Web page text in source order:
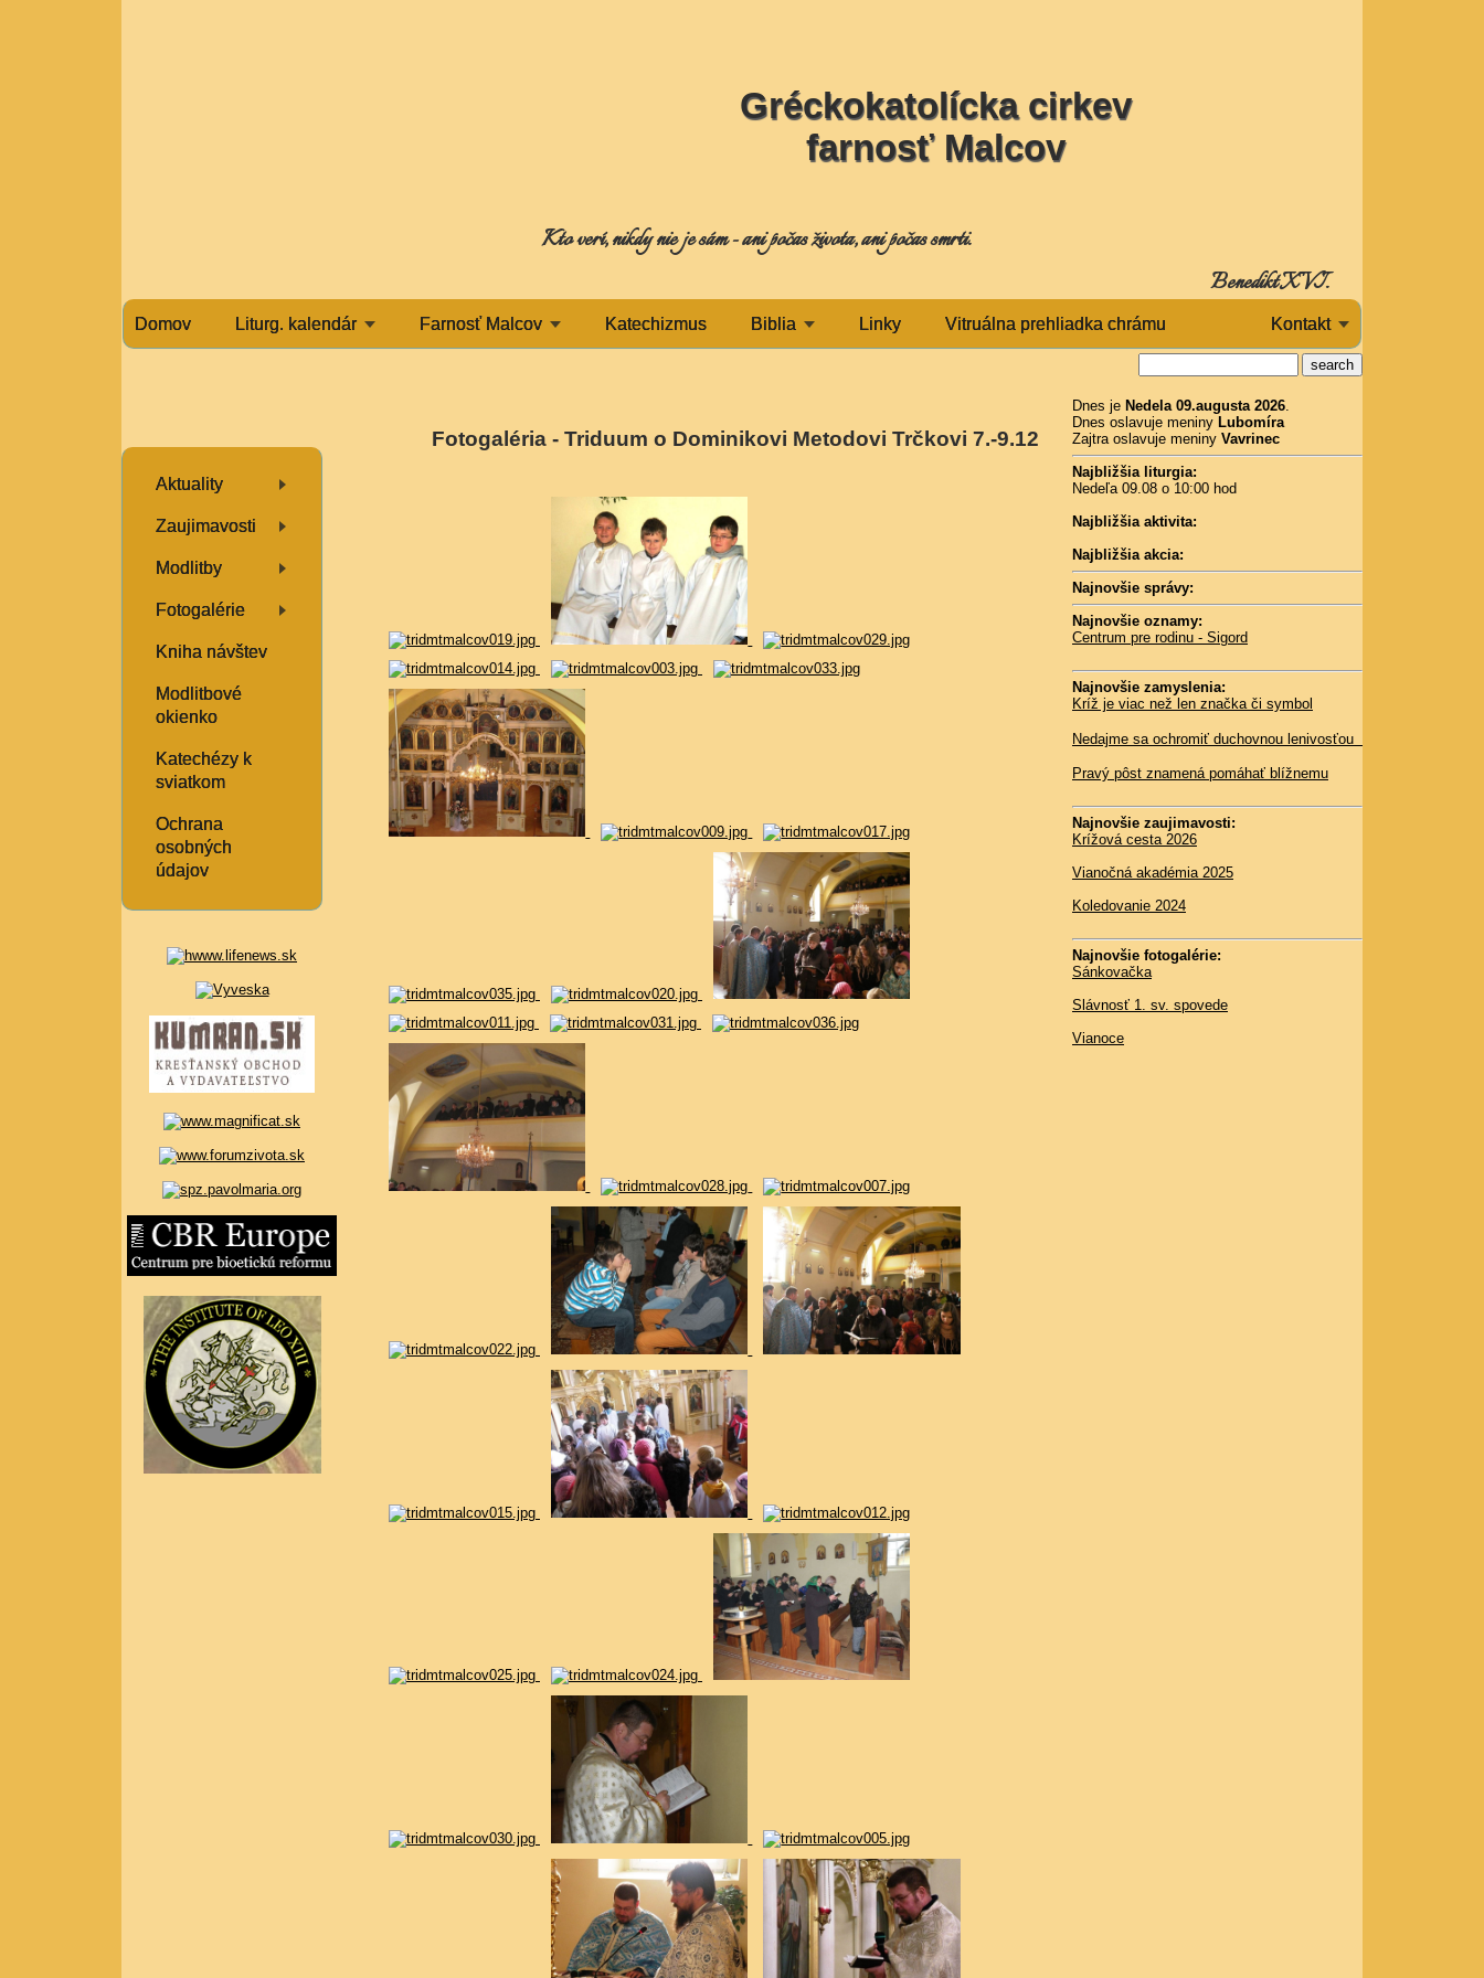
Gréckokatolícka cirkev
farnosť Malcov
Kto verí, nikdy nie je sám - ani počas života, ani počas smrti.
Benedikt XVI.
Domov Liturg. kalendár Farnosť Malcov Katechizmus Biblia Linky Vitruálna prehliadka chrámu Kontakt
Aktuality
Zaujimavosti
Modlitby
Fotogalérie
Kniha návštev
Modlitbové
okienko
Katechézy k
sviatkom
Ochrana
osobných
údajov
Fotogaléria - Triduum o Dominikovi Metodovi Trčkovi 7.-9.12
Dnes je Nedela 09.augusta 2026.
Dnes oslavuje meniny Lubomíra
Zajtra oslavuje meniny Vavrinec
Najbližšia liturgia:
Nedeľa 09.08 o 10:00 hod
Najbližšia aktivita:
Najbližšia akcia:
Najnovšie správy:
Najnovšie oznamy:
Centrum pre rodinu - Sigord
Najnovšie zamyslenia:
Kríž je viac než len značka či symbol
Nedajme sa ochromiť duchovnou lenivosťou
Pravý pôst znamená pomáhať blížnemu
Najnovšie zaujimavosti:
Krížová cesta 2026
Vianočná akadémia 2025
Koledovanie 2024
Najnovšie fotogalérie:
Sánkovačka
Slávnosť 1. sv. spovede
Vianoce